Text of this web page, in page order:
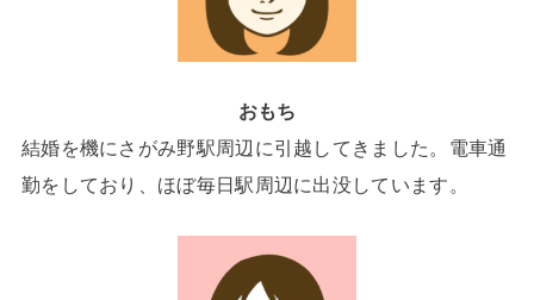
おもち
結婚を機にさがみ野駅周辺に引越してきました。電車通
勤をしており、ほぼ毎日駅周辺に出没しています。